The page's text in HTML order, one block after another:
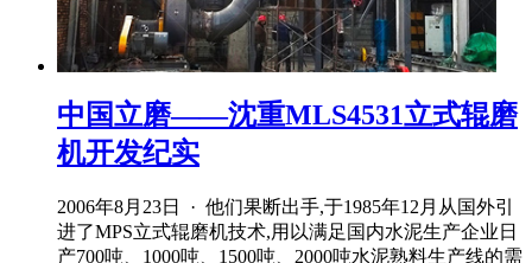
中国立磨——沈重MLS4531立式辊磨
机开发纪实
2006年8月23日 · 他们果断出手,于1985年12月从国外引
进了MPS立式辊磨机技术,用以满足国内水泥生产企业日
产700吨、1000吨、1500吨、2000吨水泥熟料生产线的需